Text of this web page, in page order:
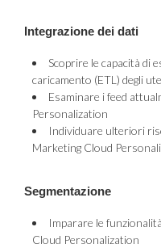
Integrazione dei dati
Scoprire le capacità di
caricamento (ETL) degli
Esaminare i feed
Personalization
Individuare ulteriori
Marketing Cloud
Segmentazione
Imparare le
Cloud Personalization